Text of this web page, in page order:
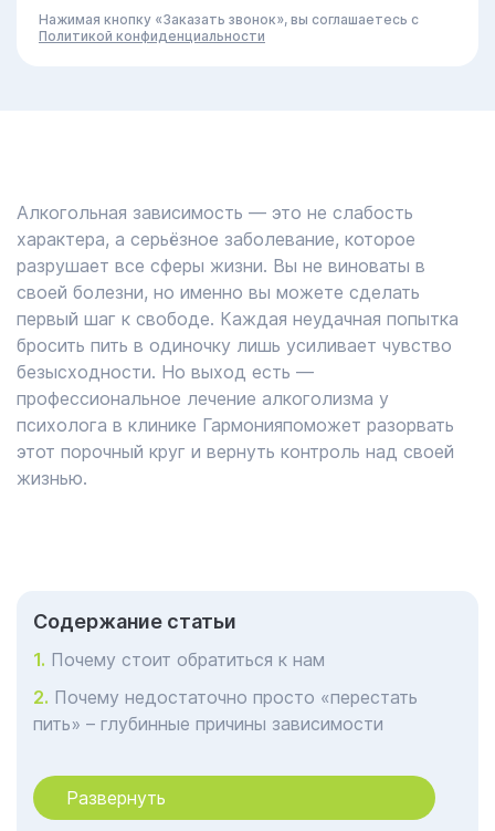
Нажимая кнопку «Заказать звонок», вы соглашаетесь с
Политикой конфиденциальности
Алкогольная зависимость — это не слабость
характера, а серьёзное заболевание, которое
разрушает все сферы жизни. Вы не виноваты в
своей болезни, но именно вы можете сделать
первый шаг к свободе. Каждая неудачная попытка
бросить пить в одиночку лишь усиливает чувство
безысходности. Но выход есть —
профессиональное лечение алкоголизма у
психолога в клинике Гармонияпоможет разорвать
этот порочный круг и вернуть контроль над своей
жизнью.
Cодержание статьи
Почему стоит обратиться к нам
Почему недостаточно просто «перестать
пить» – глубинные причины зависимости
Петербурге: от признания проблемы до новой
жизни
Развернуть